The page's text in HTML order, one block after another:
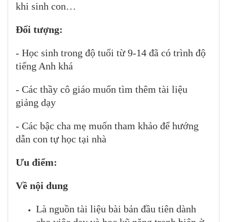
khi sinh con…
Đối tượng:
- Học sinh trong độ tuổi từ 9-14 đã có trình độ
tiếng Anh khá
- Các thầy cô giáo muốn tìm thêm tài liệu
giảng dạy
- Các bậc cha mẹ muốn tham khảo để hướng
dẫn con tự học tại nhà
Ưu điểm:
Về nội dung
Là nguồn tài liệu bài bản đầu tiên dành